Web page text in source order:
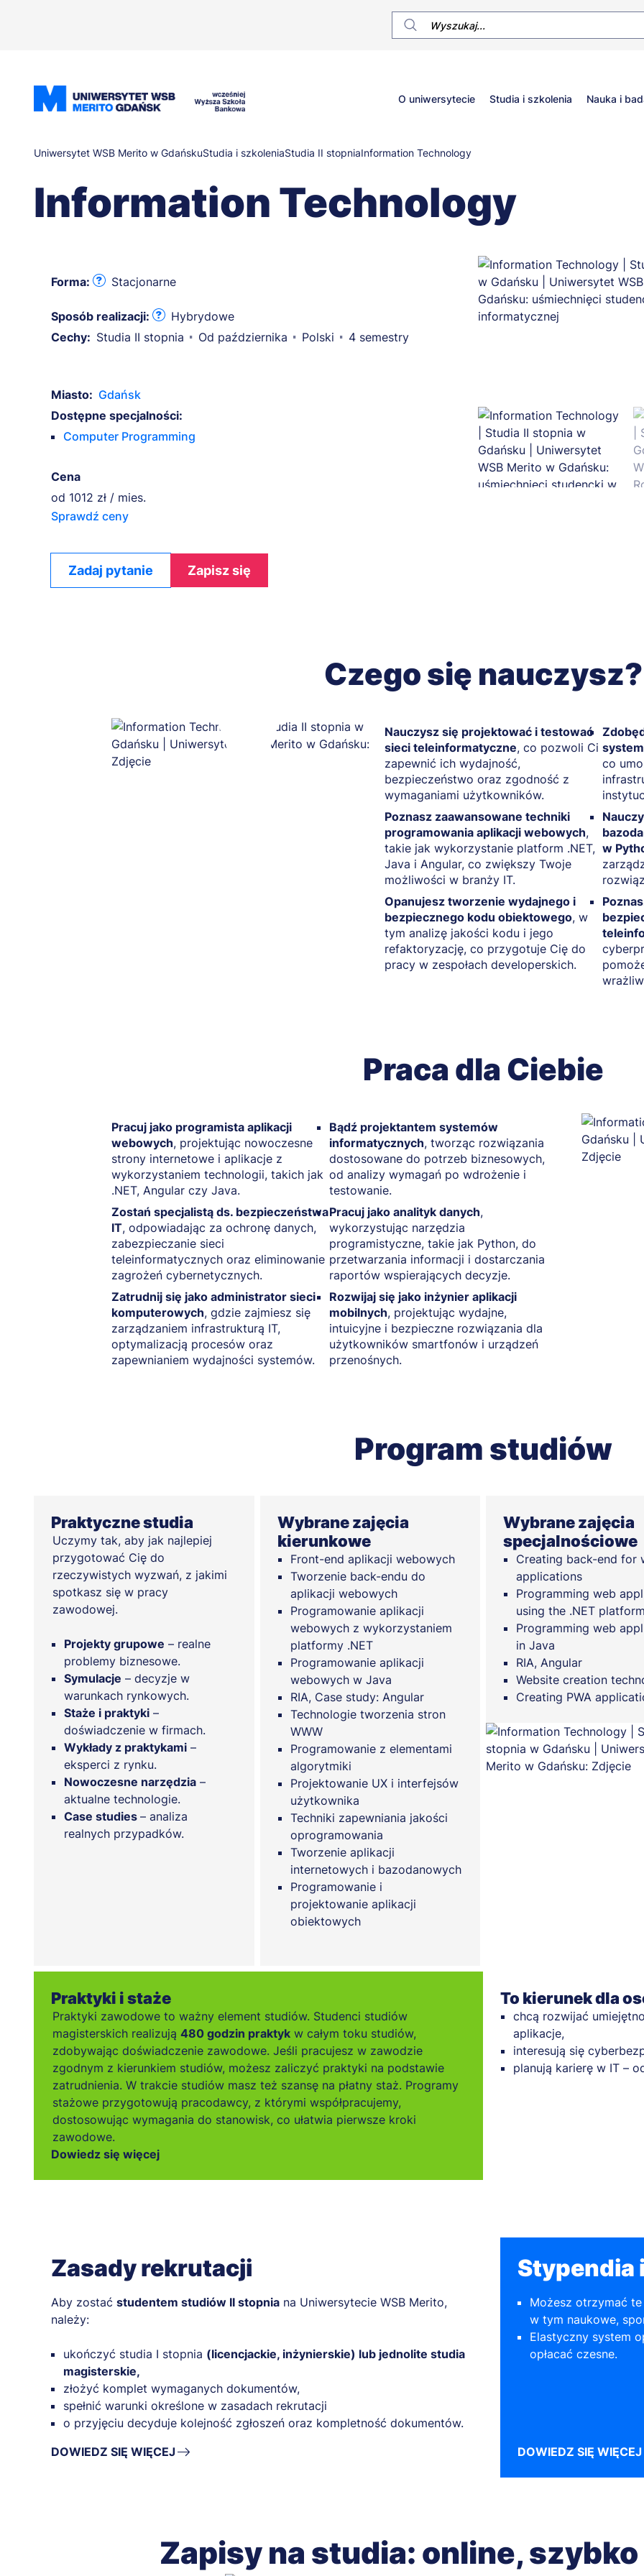
Główne
menu
O uniwersytecie Studia i szkolenia Nauka i
Ścieżka
nawigacyjna
Uniwersytet WSB Merito w GdańskuStudia i szkoleniaStudia II stopniaInformation Technology
Information Technology
Forma: Stacjonarne
Sposób realizacji:
Hybrydowe
Cechy: Studia II stopnia Od października Polski 4 semestry
Miasto: Gdańsk
Dostępne specjalności:
Computer Programming
Cena
od 1012 zł / mies.
Sprawdź ceny
Zadaj pytanie Zapisz się
Czego się nauczysz?
Nauczysz się projektować i testować
sieci teleinformatyczne, co pozwoli Ci
zapewnić ich wydajność,
bezpieczeństwo oraz zgodność z
wymaganiami użytkowników.
Poznasz zaawansowane techniki
programowania aplikacji webowych,
takie jak wykorzystanie platform .NET,
Java i Angular, co zwiększy Twoje
możliwości w branży IT.
Opanujesz tworzenie wydajnego i
bezpiecznego kodu obiektowego, w
tym analizę jakości kodu i jego
refaktoryzację, co przygotuje Cię do
pracy w zespołach developerskich.
co
w
Praca dla Ciebie
Pracuj jako programista aplikacji
webowych, projektując nowoczesne
strony internetowe i aplikacje z
wykorzystaniem technologii, takich jak
.NET, Angular czy Java.
Zostań specjalistą ds. bezpieczeństwa
IT, odpowiadając za ochronę danych,
zabezpieczanie sieci
teleinformatycznych oraz eliminowanie
zagrożeń cybernetycznych.
Zatrudnij się jako administrator sieci
komputerowych, gdzie zajmiesz się
zarządzaniem infrastrukturą IT,
optymalizacją procesów oraz
zapewnianiem wydajności systemów.
Bądź projektantem systemów
informatycznych, tworząc rozwiązania
dostosowane do potrzeb biznesowych,
od analizy wymagań po wdrożenie i
testowanie.
Pracuj jako analityk danych,
wykorzystując narzędzia
programistyczne, takie jak Python, do
przetwarzania informacji i dostarczania
raportów wspierających decyzje.
Rozwijaj się jako inżynier aplikacji
mobilnych, projektując wydajne,
intuicyjne i bezpieczne rozwiązania dla
użytkowników smartfonów i urządzeń
przenośnych.
Program studiów
Praktyczne studia
Uczymy tak, aby jak najlepiej
przygotować Cię do
rzeczywistych wyzwań, z jakimi
spotkasz się w pracy
zawodowej.
Projekty grupowe – realne
problemy biznesowe.
Symulacje – decyzje w
warunkach rynkowych.
Staże i praktyki –
doświadczenie w firmach.
Wykłady z praktykami –
eksperci z rynku.
Nowoczesne narzędzia –
aktualne technologie.
Case studies – analiza
realnych przypadków.
Wybrane zajęcia
kierunkowe
Front-end aplikacji webowych
Tworzenie back-endu do
aplikacji webowych
Programowanie aplikacji
webowych z wykorzystaniem
platformy .NET
Programowanie aplikacji
webowych w Java
RIA, Case study: Angular
Technologie tworzenia stron
WWW
Programowanie z elementami
algorytmiki
Projektowanie UX i interfejsów
użytkownika
Techniki zapewniania jakości
oprogramowania
Tworzenie aplikacji
internetowych i bazodanowych
Programowanie i
projektowanie aplikacji
obiektowych
Wybrane zajęcia
specjalnościowe
Creating back-end for
applications
Programming web
using the .NET
Programming web
in Java
RIA, Angular
Website creation
Creating PWA
Praktyki i staże
Praktyki zawodowe to ważny element studiów. Studenci studiów
magisterskich realizują 480 godzin praktyk w całym toku studiów,
zdobywając doświadczenie zawodowe. Jeśli pracujesz w zawodzie
zgodnym z kierunkiem studiów, możesz zaliczyć praktyki na podstawie
zatrudnienia. W trakcie studiów masz też szansę na płatny staż. Programy
stażowe przygotowują pracodawcy, z którymi współpracujemy,
dostosowując wymagania do stanowisk, co ułatwia pierwsze kroki
zawodowe.
Dowiedz się więcej
To kierunek dla
chcą rozwijać
aplikacje,
interesują się
planują karierę w IT –
Zasady rekrutacji
Aby zostać studentem studiów II stopnia na Uniwersytecie WSB Merito,
należy:
ukończyć studia I stopnia (licencjackie, inżynierskie) lub jednolite studia
magisterskie,
złożyć komplet wymaganych dokumentów,
spełnić warunki określone w zasadach rekrutacji
o przyjęciu decyduje kolejność zgłoszeń oraz kompletność dokumentów.
DOWIEDZ SIĘ WIĘCEJ
Stypendia
Możesz otrzymać
w tym naukowe,
Elastyczny system
opłacać czesne.
DOWIEDZ SIĘ WIĘCEJ
Zapisy na studia: online,